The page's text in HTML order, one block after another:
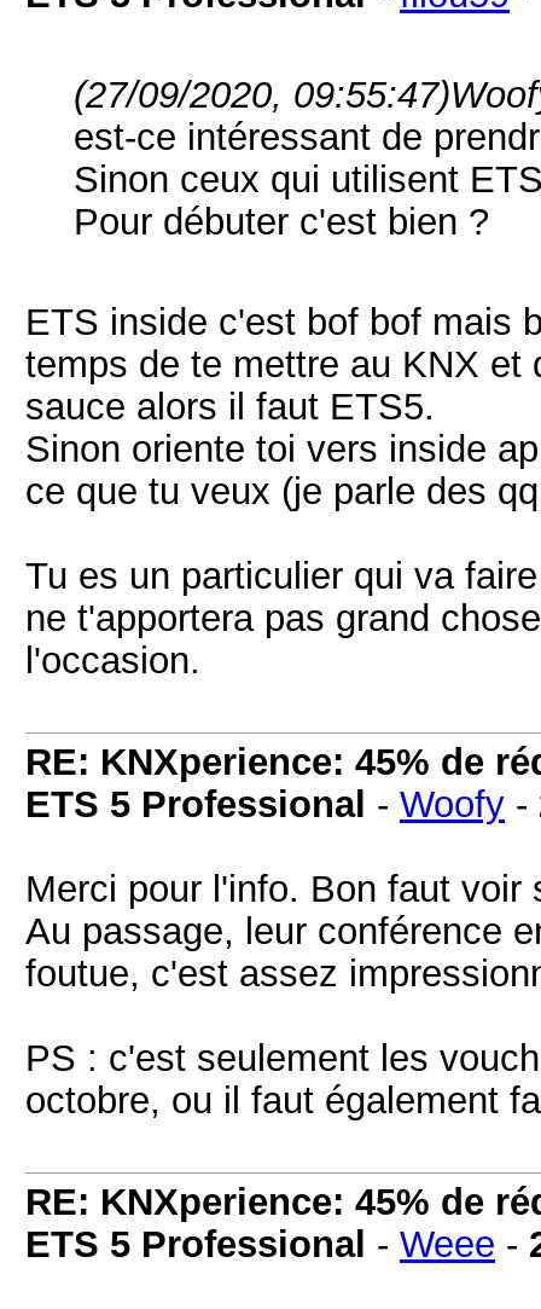
(27/09/2020, 09:55:47)
est-ce intéressant de
Sinon ceux qui utilisent
Pour débuter c'est bien ?
ETS inside c'est bof bof mais
temps de te mettre au KNX et
sauce alors il faut ETS5.
Sinon oriente toi vers inside
ce que tu veux (je parle des
Tu es un particulier qui va
ne t'apportera pas grand
l'occasion.
RE: KNXperience: 45% de
ETS 5 Professional - Woofy -
Merci pour l'info. Bon faut voir
Au passage, leur conférence
foutue, c'est assez
PS : c'est seulement les
octobre, ou il faut également
RE: KNXperience: 45% de
ETS 5 Professional - Weee -